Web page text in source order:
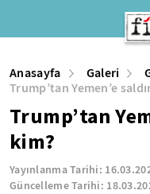
Anasayfa Galeri
Trump’tan Yemen’e
Trump’tan
kim?
Yayınlanma Tarihi:
Güncelleme Tarihi: